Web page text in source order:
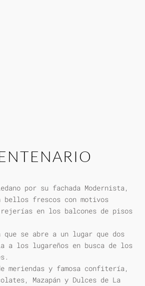
por su fachada Modernista,
bellos frescos con motivos
en los balcones de pisos
que se abre a un lugar que dos
a los lugareños en busca de los
meriendas y famosa confitería,
Mazapán y Dulces de La